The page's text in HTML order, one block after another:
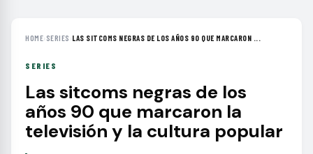
HOME› SERIES ›LAS SITCOMS NEGRAS DE LOS AÑOS 90 QUE MARCARON ...
SERIES
Las sitcoms negras de los
años 90 que marcaron la
televisión y la cultura popular